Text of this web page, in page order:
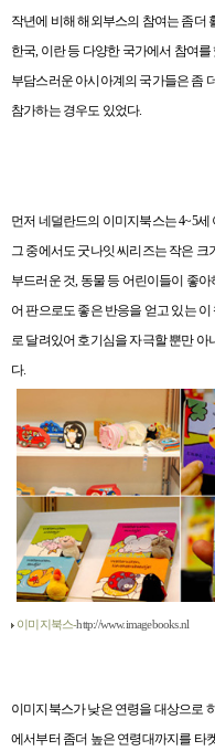
작년에 비해 해외부스의 참여는 좀더
한국, 이란 등 다양한 국가에서 참여
부담스러운 아시아계의 국가들은 좀
참가하는 경우도 있었다.
먼저 네덜란드의 이미지북스는4~5세
그 중에서도 굿나잇 씨리즈는 작은
부드러운 것, 동물 등 어린이들이 좋
어 판으로도 좋은 반응을 얻고 있는
로 달려있어 호기심을 자극할 뿐만 아
다.
이미지북스-http://www.imagebooks.nl
이미지북스가 낮은 연령을 대상으로
에서부터 좀더 높은 연령대까지를 타